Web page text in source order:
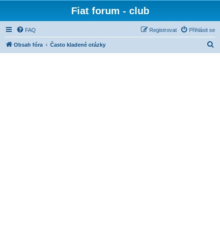
Fiat forum - club
FAQ Přihlásit se
Registrovat
Obsah fóra Často kladené otázky